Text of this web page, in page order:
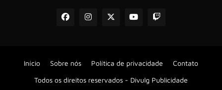
Todos os direitos reservados - Divulg Publicidade
Início Sobre nós Política de privacidade Contato